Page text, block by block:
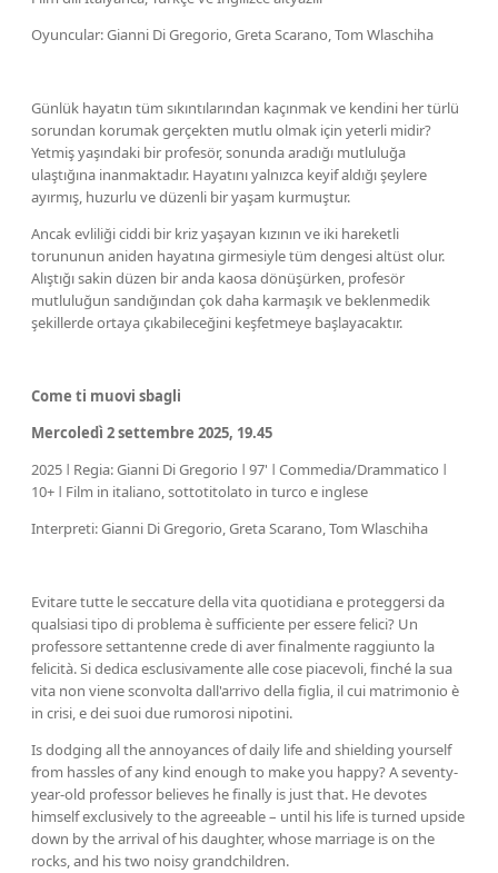
Oyuncular: Gianni Di Gregorio, Greta Scarano, Tom Wlaschiha
Günlük hayatın tüm sıkıntılarından kaçınmak ve kendini her türlü
sorundan korumak gerçekten mutlu olmak için yeterli midir?
Yetmiş yaşındaki bir profesör, sonunda aradığı mutluluğa
ulaştığına inanmaktadır. Hayatını yalnızca keyif aldığı şeylere
ayırmış, huzurlu ve düzenli bir yaşam kurmuştur.
Ancak evliliği ciddi bir kriz yaşayan kızının ve iki hareketli
torununun aniden hayatına girmesiyle tüm dengesi altüst olur.
Alıştığı sakin düzen bir anda kaosa dönüşürken, profesör
mutluluğun sandığından çok daha karmaşık ve beklenmedik
şekillerde ortaya çıkabileceğini keşfetmeye başlayacaktır.
Come ti muovi sbagli
Mercoledì 2 settembre 2025, 19.45
2025 ǀ Regia: Gianni Di Gregorio ǀ 97' ǀ Commedia/Drammatico ǀ
10+ ǀ Film in italiano, sottotitolato in turco e inglese
Interpreti: Gianni Di Gregorio, Greta Scarano, Tom Wlaschiha
Evitare tutte le seccature della vita quotidiana e proteggersi da
qualsiasi tipo di problema è sufficiente per essere felici? Un
professore settantenne crede di aver finalmente raggiunto la
felicità. Si dedica esclusivamente alle cose piacevoli, finché la sua
vita non viene sconvolta dall'arrivo della figlia, il cui matrimonio è
in crisi, e dei suoi due rumorosi nipotini.
Is dodging all the annoyances of daily life and shielding yourself
from hassles of any kind enough to make you happy? A seventy-
year-old professor believes he finally is just that. He devotes
himself exclusively to the agreeable – until his life is turned upside
down by the arrival of his daughter, whose marriage is on the
rocks, and his two noisy grandchildren.